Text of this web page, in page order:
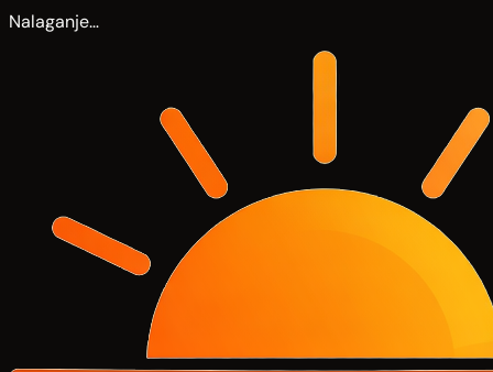
Nalaganje…